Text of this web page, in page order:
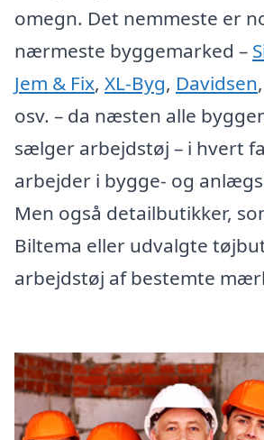
omegn. Det nemmeste er
nærmeste byggemarked –
Jem & Fix, XL-Byg, Davidsen,
osv. – da næsten alle
sælger arbejdstøj – i hvert
arbejder i bygge- og
Men også detailbutikker,
Biltema eller udvalgte
arbejdstøj af bestemte